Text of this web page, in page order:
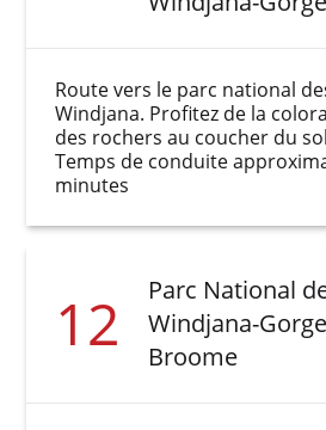
Route vers le parc national
Windjana. Profitez de la
des rochers au coucher du
Temps de conduite
minutes
12
Parc National
Windjana-
Broome